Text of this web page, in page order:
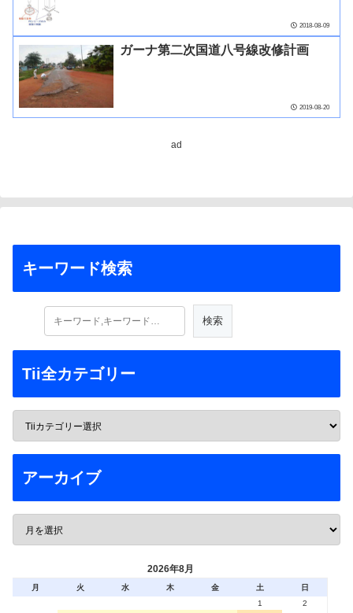
2018-08-09
ガーナ第二次国道八号線改修計画
2019-08-20
ad
キーワード検索
Tii全カテゴリー
アーカイブ
2026年8月
月 火 水 木 金 土
日
1
2